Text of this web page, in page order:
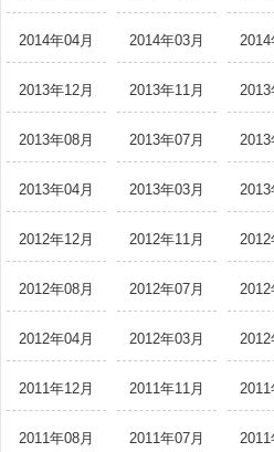
2014年04月 2014年03月 2014
2013年12月 2013年11月 2013
2013年08月 2013年07月 2013
2013年04月 2013年03月 2013
2012年12月 2012年11月 2012
2012年08月 2012年07月 2012
2012年04月 2012年03月 2012
2011年12月 2011年11月 2011
2011年08月 2011年07月 2011